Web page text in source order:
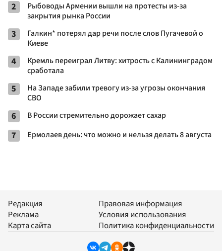
2
Рыбоводы Армении вышли на протесты из-за
закрытия рынка России
3
Галкин* потерял дар речи после слов Пугачевой о
Киеве
4
Кремль переиграл Литву: хитрость с Калининградом
сработала
5
На Западе забили тревогу из-за угрозы окончания
СВО
6 В России стремительно дорожает сахар
7 Ермолаев день: что можно и нельзя делать 8 августа
Редакция
Реклама
Карта сайта
Правовая информация
Условия использования
Политика конфиденциальности